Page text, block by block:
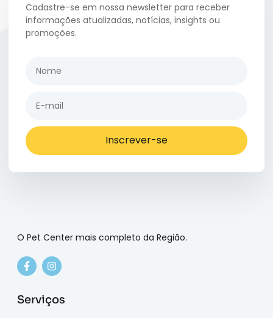
Cadastre-se em nossa newsletter para receber
informações atualizadas, notícias, insights ou
promoções.
Inscrever-se
O Pet Center mais completo da Região.
Serviços